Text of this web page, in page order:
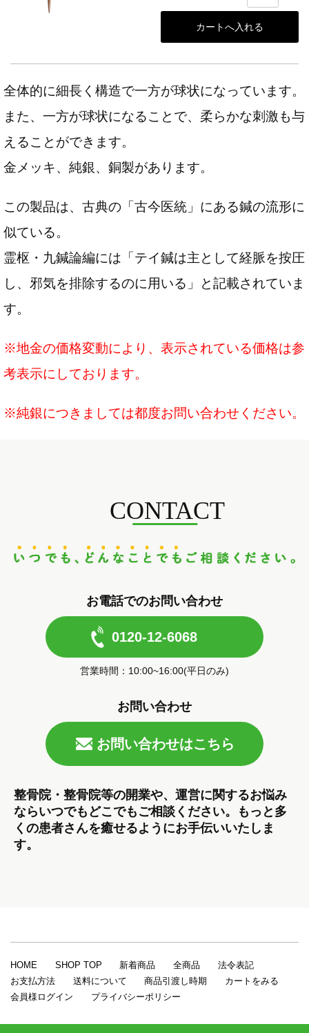
全体的に細長く構造で一方が球状になっています。
また、一方が球状になることで、柔らかな刺激も与
えることができます。
金メッキ、純銀、銅製があります。
この製品は、古典の「古今医統」にある鍼の流形に
似ている。
霊枢・九鍼論編には「テイ鍼は主として経脈を按圧
し、邪気を排除するのに用いる」と記載されていま
す。
※地金の価格変動により、表示されている価格は参
考表示にしております。
※純銀につきましては都度お問い合わせください。
CONTACT
お電話でのお問い合わせ
0120-12-6068
営業時間：10:00~16:00(平日のみ)
お問い合わせ
お問い合わせはこちら
整骨院・整骨院等の開業や、運営に関するお悩み
ならいつでもどこでもご相談ください。もっと多
くの患者さんを癒せるようにお手伝いいたしま
す。
HOME SHOP TOP 新着商品 全商品
法令表記
お支払方法
送料について 商品引渡し時期
カートをみる
会員様ログイン
プライバシーポリシー